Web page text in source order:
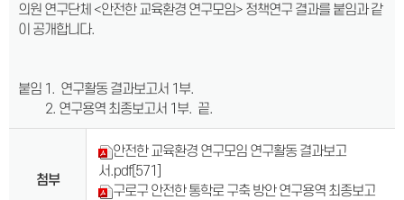
의원 연구단체 <안전한 교육환경 연구모임> 정책연구 결과를 붙임과 같
이 공개합니다.
붙임 1. 연구활동 결과보고서 1부.
2. 연구용역 최종보고서 1부. 끝.
첨부
안전한 교육환경 연구모임 연구활동 결과보고
서.pdf[571]
구로구 안전한 통학로 구축 방안 연구용역 최종보고